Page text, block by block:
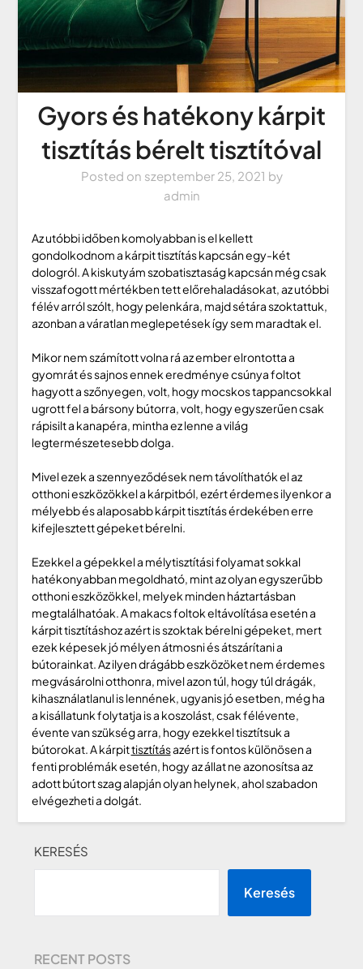
Gyors és hatékony kárpit
tisztítás bérelt tisztítóval
Posted on szeptember 25, 2021 by
admin
Az utóbbi időben komolyabban is el kellett
gondolkodnom a kárpit tisztítás kapcsán egy-két
dologról. A kiskutyám szobatisztaság kapcsán még csak
visszafogott mértékben tett előrehaladásokat, az utóbbi
félév arról szólt, hogy pelenkára, majd sétára szoktattuk,
azonban a váratlan meglepetések így sem maradtak el.
Mikor nem számított volna rá az ember elrontotta a
gyomrát és sajnos ennek eredménye csúnya foltot
hagyott a szőnyegen, volt, hogy mocskos tappancsokkal
ugrott fel a bársony bútorra, volt, hogy egyszerűen csak
rápisilt a kanapéra, mintha ez lenne a világ
legtermészetesebb dolga.
Mivel ezek a szennyeződések nem távolíthatók el az
otthoni eszközökkel a kárpitból, ezért érdemes ilyenkor a
mélyebb és alaposabb kárpit tisztítás érdekében erre
kifejlesztett gépeket bérelni.
Ezekkel a gépekkel a mélytisztítási folyamat sokkal
hatékonyabban megoldható, mint az olyan egyszerűbb
otthoni eszközökkel, melyek minden háztartásban
megtalálhatóak. A makacs foltok eltávolítása esetén a
kárpit tisztításhoz azért is szoktak bérelni gépeket, mert
ezek képesek jó mélyen átmosni és átszárítani a
bútorainkat. Az ilyen drágább eszközöket nem érdemes
megvásárolni otthonra, mivel azon túl, hogy túl drágák,
kihasználatlanul is lennének, ugyanis jó esetben, még ha
a kisállatunk folytatja is a koszolást, csak félévente,
évente van szükség arra, hogy ezekkel tisztítsuk a
bútorokat. A kárpittisztításazért is fontos különösen a
fenti problémák esetén, hogy az állat ne azonosítsa az
adott bútort szag alapján olyan helynek, ahol szabadon
elvégezheti a dolgát.
KERESÉS
Keresés
RECENT POSTS